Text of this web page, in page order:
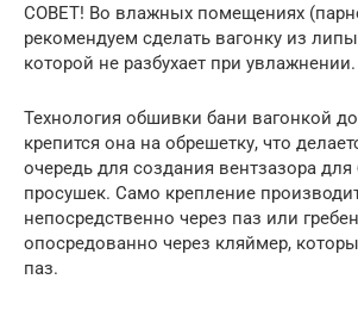
СОВЕТ! Во влажных помещениях
рекомендуем сделать вагонку из
которой не разбухает при увлажнении.
Технология обшивки бани вагонкой
крепится она на обрешетку, что
очередь для создания вентзазора для
просушек. Само крепление
непосредственно через паз или
опосредованно через кляймер,
паз.